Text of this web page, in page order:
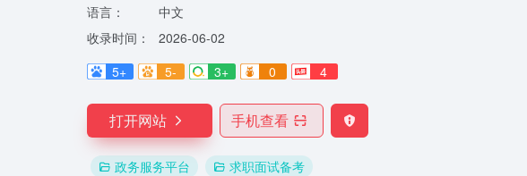
语言：
中文
收录时间：
2026-06-02
5+
5- 3+ 0 4
打开网站 手机查看
政务服务平台 求职面试备考